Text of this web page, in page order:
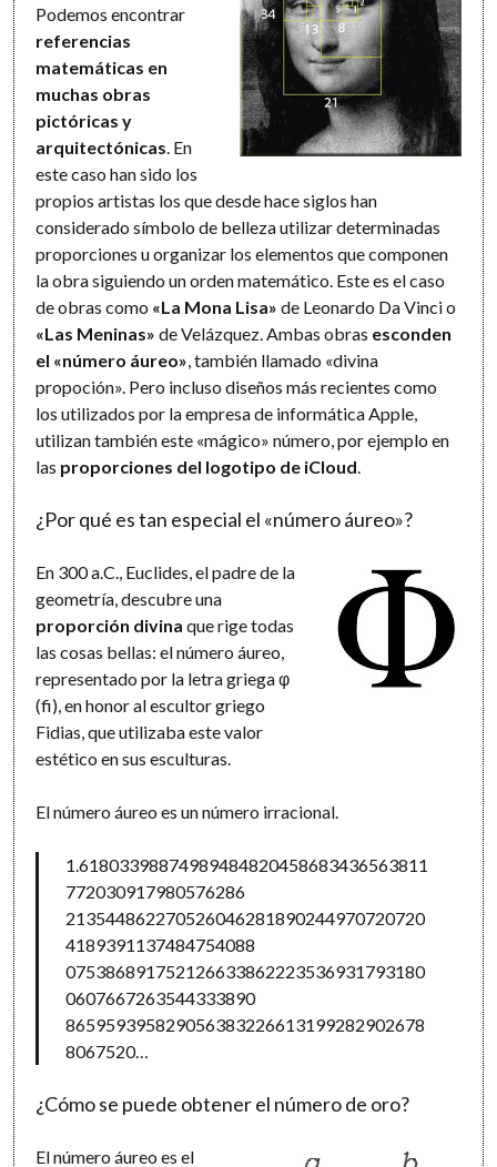
Podemos encontrar
referencias
matemáticas en
muchas obras
pictóricas y
arquitectónicas. En
este caso han sido los
propios artistas los que desde hace siglos han
considerado símbolo de belleza utilizar determinadas
proporciones u organizar los elementos que componen
la obra siguiendo un orden matemático. Este es el caso
de obras como «La Mona Lisa» de Leonardo Da Vinci o
«Las Meninas» de Velázquez. Ambas obras esconden
el «número áureo», también llamado «divina
propoción». Pero incluso diseños más recientes como
los utilizados por la empresa de informática Apple,
utilizan también este «mágico» número, por ejemplo en
las proporciones del logotipo de iCloud.
¿Por qué es tan especial el «número áureo»?
En 300 a.C., Euclides, el padre de la
geometría, descubre una
proporción divina que rige todas
las cosas bellas: el número áureo,
representado por la letra griega φ
(fi), en honor al escultor griego
Fidias, que utilizaba este valor
estético en sus esculturas.
El número áureo es un número irracional.
1.61803398874989484820458683436563811
772030917980576286
213544862270526046281890244970720720
4189391137484754088
075386891752126633862223536931793180
0607667263544333890
865959395829056383226613199282902678
8067520…
¿Cómo se puede obtener el número de oro?
El número áureo es el